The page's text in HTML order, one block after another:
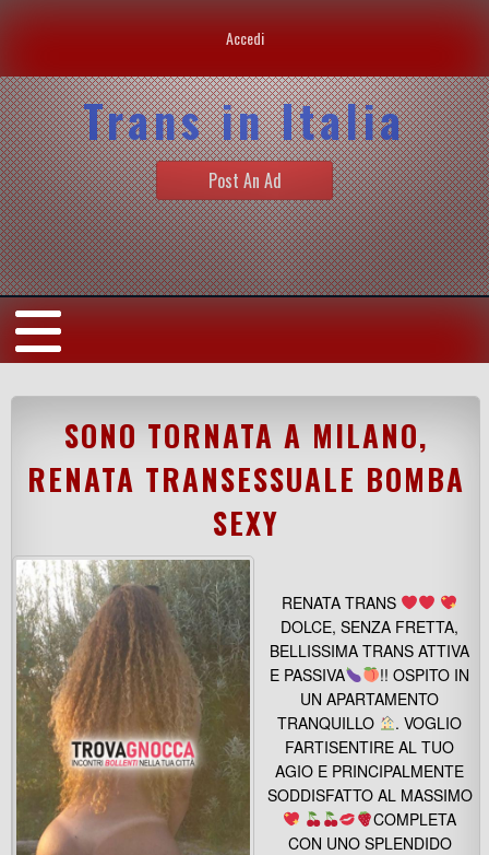
Accedi
Trans in Italia
Post An Ad
SONO TORNATA A MILANO,
RENATA TRANSESSUALE BOMBA
SEXY
RENATA TRANS
DOLCE, SENZA FRETTA,
BELLISSIMA TRANS ATTIVA
E PASSIVA
!! OSPITO IN
UN APARTAMENTO
TRANQUILLO
. VOGLIO
FARTISENTIRE AL TUO
AGIO E PRINCIPALMENTE
SODDISFATTO AL MASSIMO
COMPLETA
CON UNO SPLENDIDO